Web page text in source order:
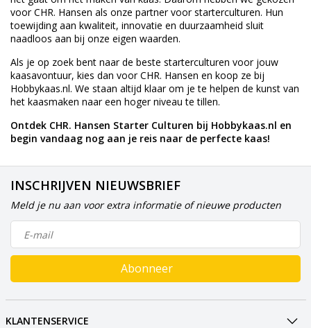
voor CHR. Hansen als onze partner voor starterculturen. Hun
toewijding aan kwaliteit, innovatie en duurzaamheid sluit
naadloos aan bij onze eigen waarden.
Als je op zoek bent naarde beste starterculturen voor jouw
kaasavontuur, kies dan voor CHR. Hansen en koop ze bij
Hobbykaas.nl. We staan altijd klaar om je te helpen de kunst van
het kaasmaken naar een hoger niveau te tillen.
Ontdek CHR. Hansen Starter Culturen bij Hobbykaas.nl en
begin vandaag nog aan je reis naar de perfecte kaas!
INSCHRIJVEN NIEUWSBRIEF
Meld je nu aan voor extra informatie of nieuwe producten
Abonneer
KLANTENSERVICE